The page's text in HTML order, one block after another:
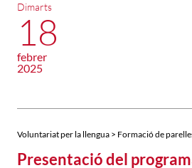
Dimarts
18
febrer
2025
Voluntariat per la llengua > Formació de
Presentació del